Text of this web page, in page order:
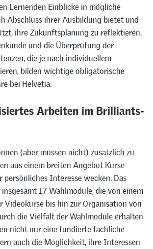
Lernenden Einblicke in mögliche
Abschluss ihrer Ausbildung bietet und
ihre Zukunftsplanung zu reflektieren.
und die Überprüfung der
die je nach individuellem
bilden wichtige obligatorische
bei Helvetia.
Arbeiten im Brilliants-
(aber müssen nicht) zusätzlich zu
aus einem breiten Angebot Kurse
persönliches Interesse wecken. Das
17 Wahlmodule, die von einem
Videokurse bis hin zur Organisation von
die Vielfalt der Wahlmodule erhalten
nicht nur eine fundierte fachliche
auch die Möglichkeit, ihre Interessen